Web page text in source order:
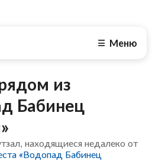
☰ Меню
из
Бабинец
находящиеся недалеко от
«Водопад Бабинец